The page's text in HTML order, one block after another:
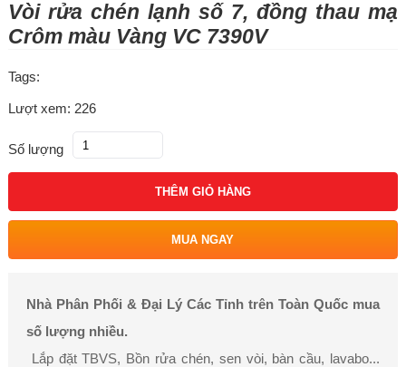
Vòi rửa chén lạnh số 7, đồng thau mạ
Crôm màu Vàng VC 7390V
Tags:
Lượt xem: 226
Số lượng
THÊM GIỎ HÀNG
MUA NGAY
Nhà Phân Phối & Đại Lý Các Tỉnh trên Toàn Quốc mua
số lượng nhiều.
Lắp đặt TBVS, Bồn rửa chén, sen vòi, bàn cầu, lavabo...